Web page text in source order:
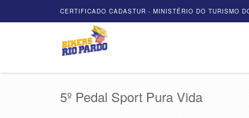
CERTIFICADO CADASTUR - MINISTÉRIO DO TURISMO
5º Pedal Sport Pura Vida